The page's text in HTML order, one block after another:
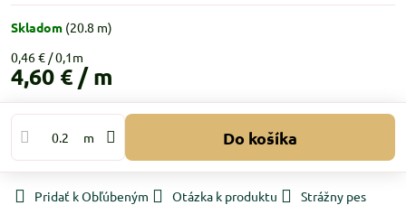
Skladom (20.8 m)
0,46 €
4,60 € / m
m Do košíka
Pridať k Obľúbeným Otázka k produktu
Strážny pes